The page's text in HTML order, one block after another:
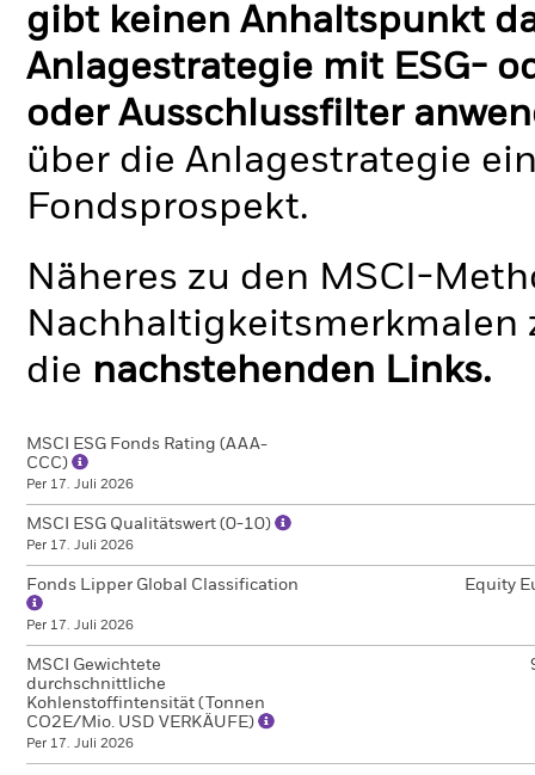
gibt keinen Anhaltspunkt
Anlagestrategie mit ESG-
oder Ausschlussfilter
über die Anlagestrategie
Fondsprospekt.
Näheres zu den MSCI-
Nachhaltigkeitsmerkmalen
die nachstehenden Links.
MSCI ESG Fonds Rating (AAA-
CCC)
Per 17. Juli 2026
MSCI ESG Qualitätswert (0-10)
Per 17. Juli 2026
Fonds Lipper Global Classification
Per 17. Juli 2026
Equity
MSCI Gewichtete
durchschnittliche
Kohlenstoffintensität (Tonnen
CO2E/Mio. USD VERKÄUFE)
Per 17. Juli 2026